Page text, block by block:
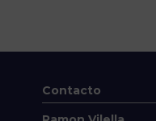
Contacto